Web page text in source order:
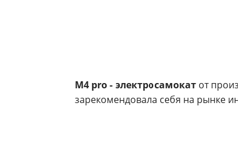
M4 pro - электросамокат от
зарекомендовала себя на рынке